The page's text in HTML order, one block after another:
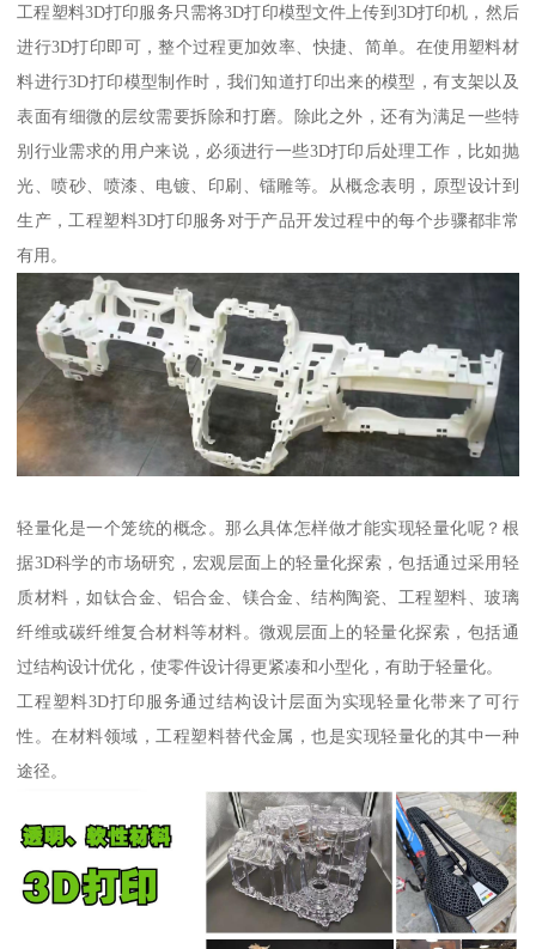
工程塑料3D打印服务只需将3D打印模型文件上传到3D打印机，然后
进行3D打印即可，整个过程更加效率、快捷、简单。在使用塑料材
料进行3D打印模型制作时，我们知道打印出来的模型，有支架以及
表面有细微的层纹需要拆除和打磨。除此之外，还有为满足一些特
别行业需求的用户来说，必须进行一些3D打印后处理工作，比如抛
光、喷砂、喷漆、电镀、印刷、镭雕等。从概念表明，原型设计到
生产，工程塑料3D打印服务对于产品开发过程中的每个步骤都非常
有用。
轻量化是一个笼统的概念。那么具体怎样做才能实现轻量化呢？根
据3D科学的市场研究，宏观层面上的轻量化探索，包括通过采用轻
质材料，如钛合金、铝合金、镁合金、结构陶瓷、工程塑料、玻璃
纤维或碳纤维复合材料等材料。微观层面上的轻量化探索，包括通
过结构设计优化，使零件设计得更紧凑和小型化，有助于轻量化。
工程塑料3D打印服务通过结构设计层面为实现轻量化带来了可行
性。在材料领域，工程塑料替代金属，也是实现轻量化的其中一种
途径。